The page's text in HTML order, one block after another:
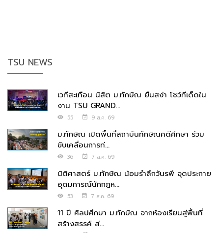
TSU NEWS
เวทีสะเทือน นิสิต ม.ทักษิณ ยืนสง่า โชว์ทีเด็ดใน
งาน TSU GRAND...
55 9 ส.ค. 69
ม.ทักษิณ เปิดพื้นที่สถาบันทักษิณคดีศึกษา ร่วม
ขับเคลื่อนการท่...
36 7 ส.ค. 69
นิติศาสตร์ ม.ทักษิณ น้อมรำลึกวันรพี จุดประกาย
อุดมการณ์นักกฎห...
53 7 ส.ค. 69
11 ปี ศิลปศึกษา ม.ทักษิณ จากห้องเรียนสู่พื้นที่
สร้างสรรค์ ส่...